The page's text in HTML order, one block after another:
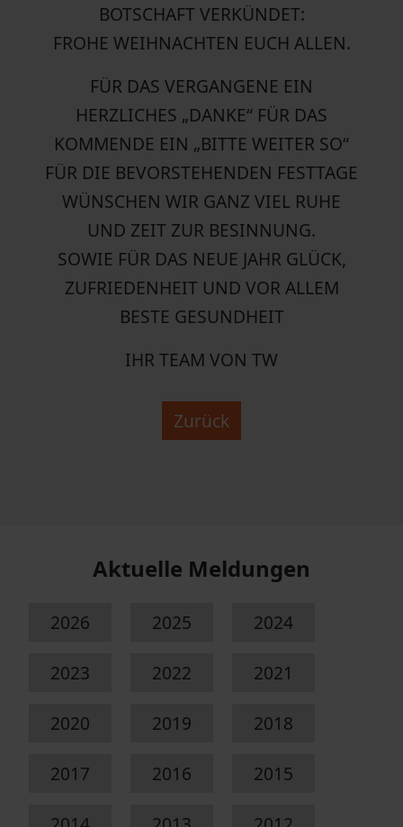
BOTSCHAFT VERKÜNDET:
FROHE WEIHNACHTEN EUCH ALLEN.
FÜR DAS VERGANGENE EIN
HERZLICHES „DANKE“ FÜR DAS
KOMMENDE EIN „BITTE WEITER SO“
FÜR DIE BEVORSTEHENDEN FESTTAGE
WÜNSCHEN WIR GANZ VIEL RUHE
UND ZEIT ZUR BESINNUNG.
SOWIE FÜR DAS NEUE JAHR GLÜCK,
ZUFRIEDENHEIT UND VOR ALLEM
BESTE GESUNDHEIT
IHR TEAM VON TW
Zurück
Aktuelle Meldungen
2026 2025 2024
2023 2022 2021
2020 2019 2018
2017 2016 2015